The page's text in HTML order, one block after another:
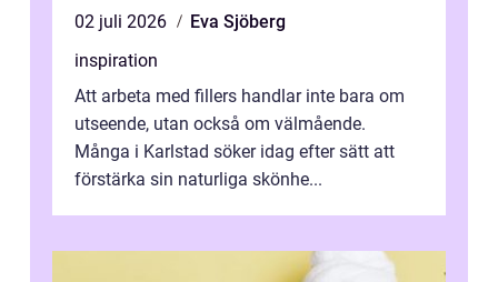
02 juli 2026
Eva Sjöberg
inspiration
Att arbeta med fillers handlar inte bara om
utseende, utan också om välmående.
Många i Karlstad söker idag efter sätt att
förstärka sin naturliga skönhe...